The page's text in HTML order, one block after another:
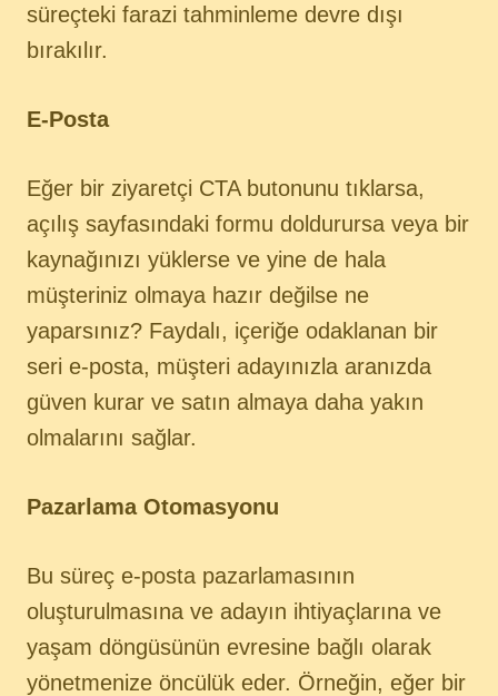
süreçteki farazi tahminleme devre dışı
bırakılır.
E-Posta
Eğer bir ziyaretçi CTA butonunu tıklarsa,
açılış sayfasındaki formu doldurursa veya bir
kaynağınızı yüklerse ve yine de hala
müşteriniz olmaya hazır değilse ne
yaparsınız? Faydalı, içeriğe odaklanan bir
seri e-posta, müşteri adayınızla aranızda
güven kurar ve satın almaya daha yakın
olmalarını sağlar.
Pazarlama Otomasyonu
Bu süreç e-posta pazarlamasının
oluşturulmasına ve adayın ihtiyaçlarına ve
yaşam döngüsünün evresine bağlı olarak
yönetmenize öncülük eder. Örneğin, eğer bir